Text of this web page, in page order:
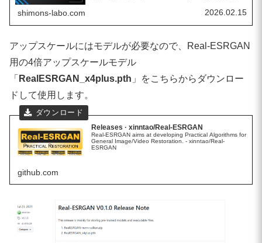
shimons-labo.com 2026.02.15
アップスケールにはモデルが必要なので、Real-ESRGAN
用の4倍アップスケールモデル
「 RealESRGAN_x4plus.pth 」をこちらからダウンロー
ドして使用します。
Releases · xinntao/Real-ESRGAN
Real-ESRGAN aims at developing Practical Algorithms for
General Image/Video Restoration. - xinntao/Real-
ESRGAN
github.com